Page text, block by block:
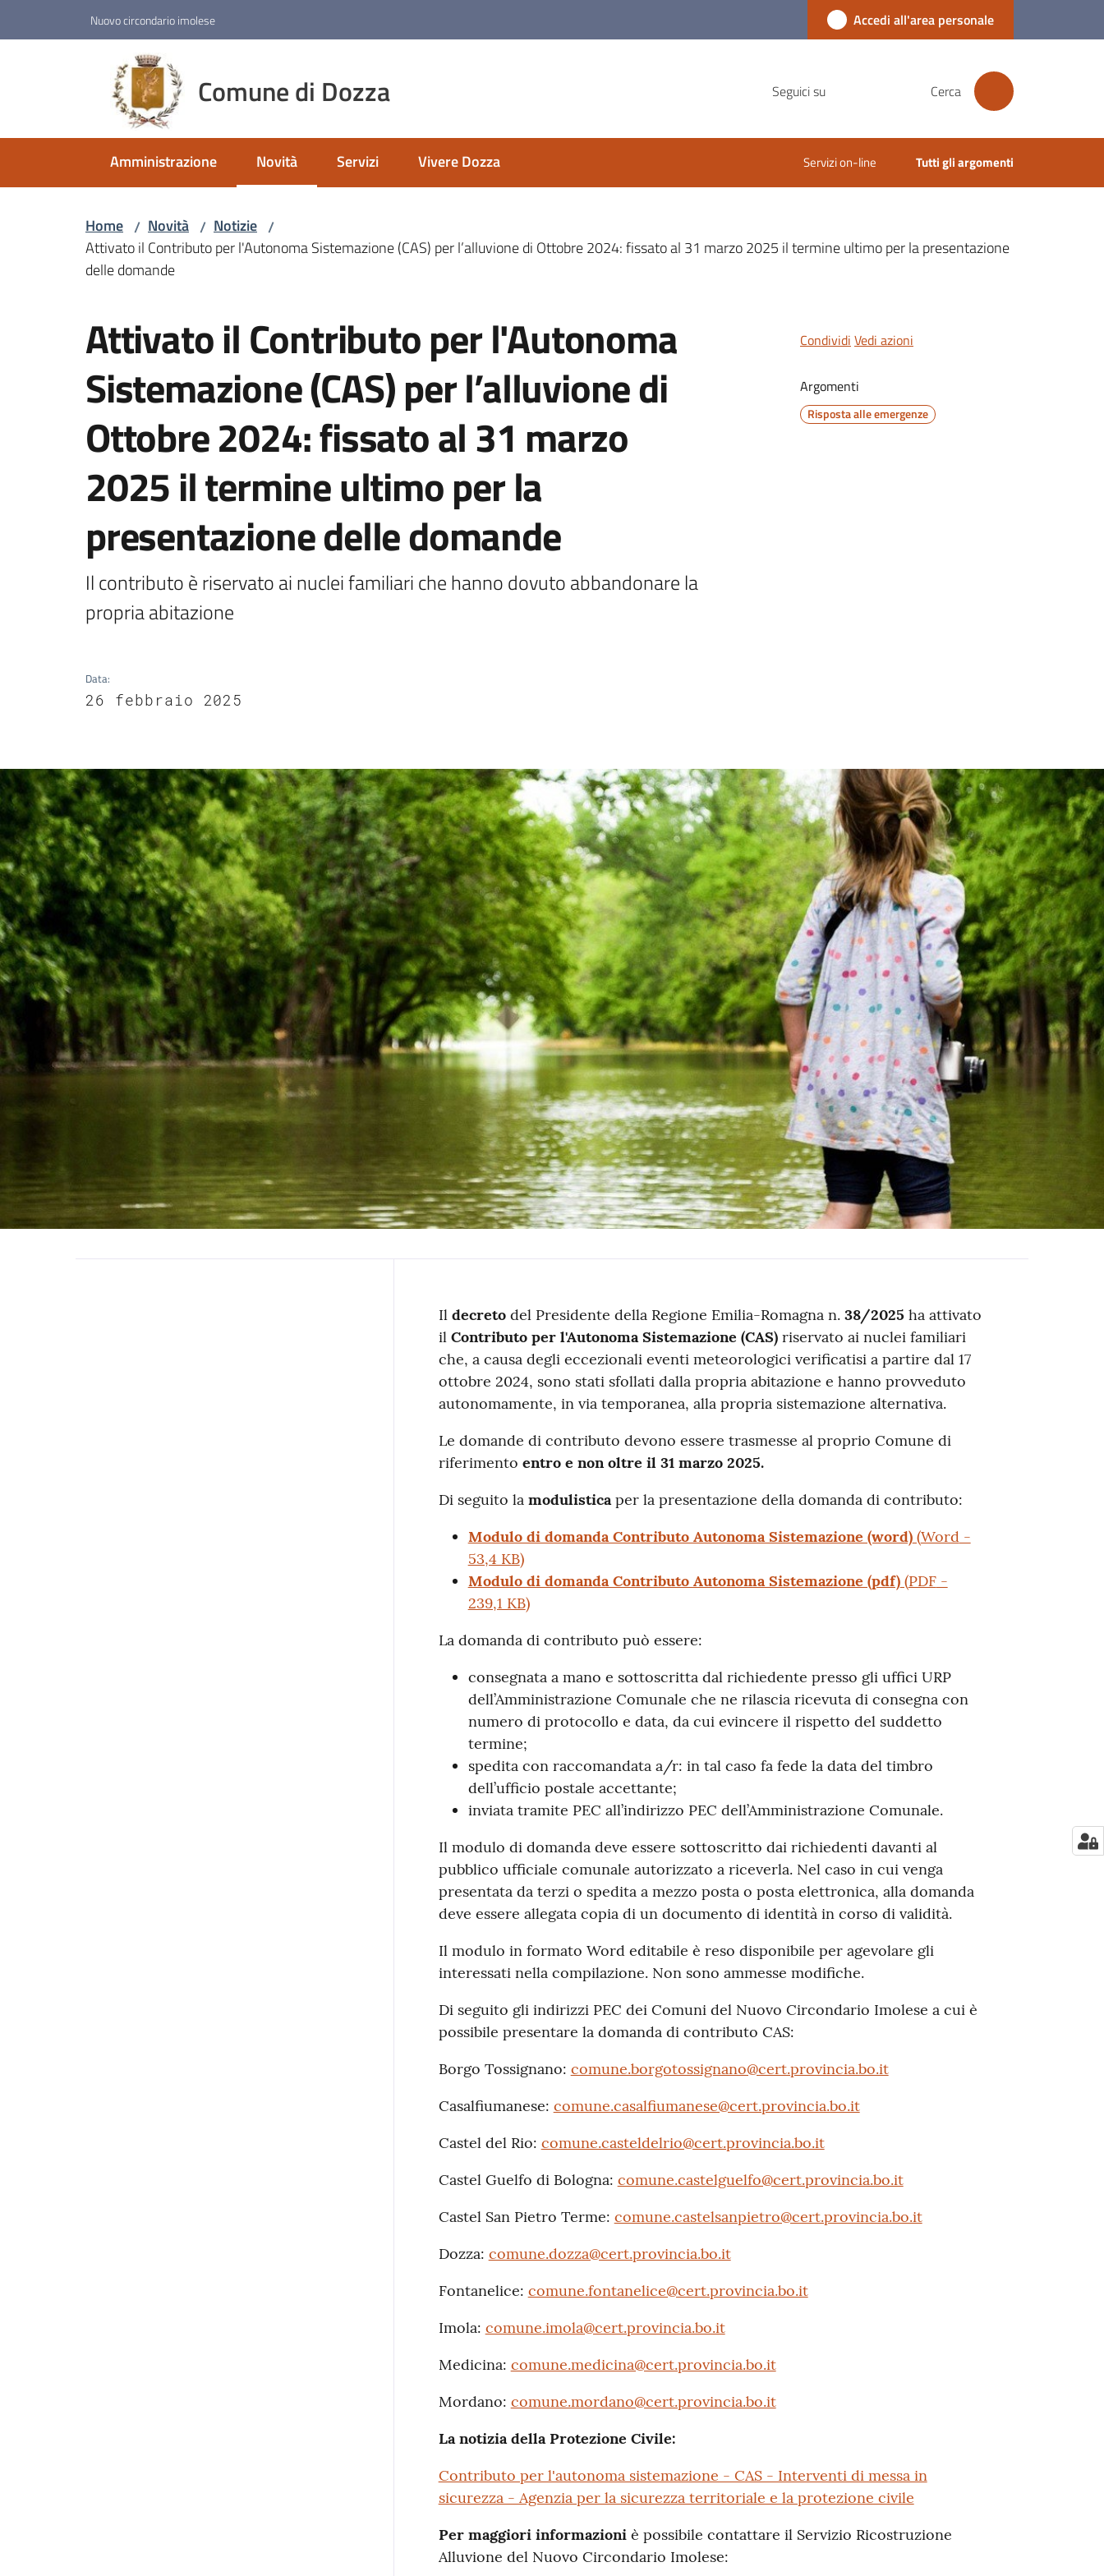
Nuovo circondario imolese Accedi all'area personale
Comune di Dozza Seguici su Cerca
Amministrazione Novità
Menu selezionato
Servizi Vivere Dozza Servizi on-line Tutti gli argomenti
Home / Novità / Notizie /
Attivato il Contributo per l'Autonoma Sistemazione (CAS) per l’alluvione di Ottobre 2024: fissato al 31 marzo 2025 il termine ultimo per la presentazione
delle domande
Attivato il Contributo per l'Autonoma
Sistemazione (CAS) per l’alluvione di
Ottobre 2024: fissato al 31 marzo
2025 il termine ultimo per la
presentazione delle domande
Il contributo è riservato ai nuclei familiari che hanno dovuto abbandonare la
propria abitazione
Data:
26 febbraio 2025
Condividi Vedi azioni
Argomenti
Risposta alle emergenze
Contenuto
Il decretodel Presidente della Regione Emilia-Romagna n. 38/2025 ha attivato
il Contributo per l'Autonoma Sistemazione (CAS)riservato ai nuclei familiari
che, a causa degli eccezionali eventi meteorologici verificatisi a partire dal 17
ottobre 2024, sono stati sfollati dalla propria abitazione e hanno provveduto
autonomamente, in via temporanea, alla propria sistemazione alternativa.
Le domande di contributo devono essere trasmesse al proprio Comune di
riferimento entro e non oltre il 31 marzo 2025.
Di seguito la modulisticaper la presentazione della domanda di contributo:
Modulo di domanda Contributo Autonoma Sistemazione (word)(Word-
53,4 KB)
Modulo di domanda Contributo Autonoma Sistemazione (pdf)(PDF-
239,1 KB)
La domanda di contributo può essere:
consegnata a mano e sottoscritta dal richiedente presso gli uffici URP
dell’Amministrazione Comunale che ne rilascia ricevuta di consegna con
numero di protocollo e data, da cui evincere il rispetto del suddetto
termine;
spedita con raccomandata a/r: in tal caso fa fede la data del timbro
dell’ufficio postale accettante;
inviata tramite PEC all’indirizzo PEC dell’Amministrazione Comunale.
Il modulo di domanda deve essere sottoscritto dai richiedenti davanti al
pubblico ufficiale comunale autorizzato a riceverla. Nel caso in cui venga
presentata da terzi o spedita a mezzo posta o posta elettronica, alla domanda
deve essere allegata copia di un documento di identità in corso di validità.
Il modulo in formato Word editabile è reso disponibile per agevolare gli
interessati nella compilazione. Non sono ammesse modifiche.
Di seguito gli indirizzi PEC dei Comuni del Nuovo Circondario Imolese a cui è
possibile presentare la domanda di contributo CAS:
Borgo Tossignano: comune.borgotossignano@cert.provincia.bo.it
Casalfiumanese: comune.casalfiumanese@cert.provincia.bo.it
Castel del Rio: comune.casteldelrio@cert.provincia.bo.it
Castel Guelfo di Bologna: comune.castelguelfo@cert.provincia.bo.it
Castel San Pietro Terme: comune.castelsanpietro@cert.provincia.bo.it
Dozza: comune.dozza@cert.provincia.bo.it
Fontanelice: comune.fontanelice@cert.provincia.bo.it
Imola: comune.imola@cert.provincia.bo.it
Medicina: comune.medicina@cert.provincia.bo.it
Mordano: comune.mordano@cert.provincia.bo.it
La notizia della Protezione Civile:
Contributo per l'autonoma sistemazione - CAS - Interventi di messa in
sicurezza - Agenzia per la sicurezza territoriale e la protezione civile
Per maggiori informazioniè possibile contattare il Servizio Ricostruzione
Alluvione del Nuovo Circondario Imolese: